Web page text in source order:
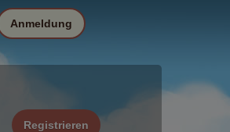
Registrieren
Anmeldung